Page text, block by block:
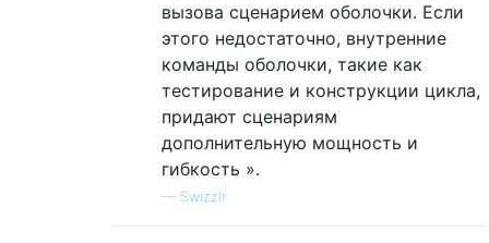
вызова сценарием оболочки. Если
этого недостаточно, внутренние
команды оболочки, такие как
тестирование и конструкции цикла,
придают сценариям
дополнительную мощность и
гибкость ».
— Swizzlr